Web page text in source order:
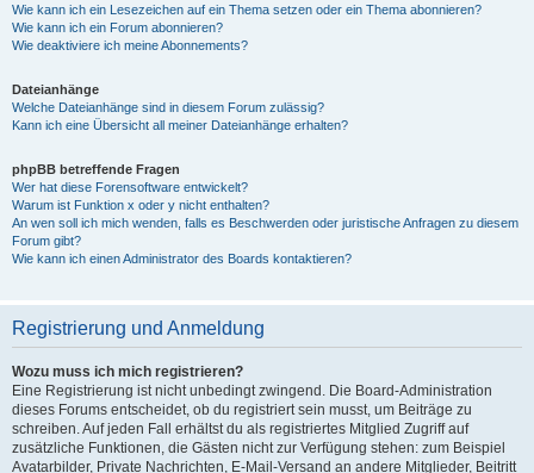
Wie kann ich ein Lesezeichen auf ein Thema setzen oder ein Thema abonnieren?
Wie kann ich ein Forum abonnieren?
Wie deaktiviere ich meine Abonnements?
Dateianhänge
Welche Dateianhänge sind in diesem Forum zulässig?
Kann ich eine Übersicht all meiner Dateianhänge erhalten?
phpBB betreffende Fragen
Wer hat diese Forensoftware entwickelt?
Warum ist Funktion x oder y nicht enthalten?
An wen soll ich mich wenden, falls es Beschwerden oder juristische Anfragen zu diesem
Forum gibt?
Wie kann ich einen Administrator des Boards kontaktieren?
Registrierung und Anmeldung
Wozu muss ich mich registrieren?
Eine Registrierung ist nicht unbedingt zwingend. Die Board-Administration
dieses Forums entscheidet, ob du registriert sein musst, um Beiträge zu
schreiben. Auf jeden Fall erhältst du als registriertes Mitglied Zugriff auf
zusätzliche Funktionen, die Gästen nicht zur Verfügung stehen: zum Beispiel
Avatarbilder, Private Nachrichten, E-Mail-Versand an andere Mitglieder, Beitritt